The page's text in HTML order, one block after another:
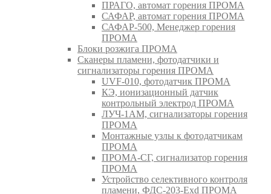
ПРАГО, автомат горения ПРОМА
САФАР, автомат горения ПРОМА
САФАР-500, Менеджер горения
ПРОМА
Блоки розжига ПРОМА
Сканеры пламени, фотодатчики и
сигнализаторы горения ПРОМА
UVF-010, фотодатчик ПРОМА
КЭ, ионизационный датчик
контрольный электрод ПРОМА
ЛУЧ-1АМ, сигнализаторы горения
ПРОМА
Монтажные узлы к фотодатчикам
ПРОМА
ПРОМА-СГ, сигнализатор горения
ПРОМА
Устройство селективного контроля
пламени, ФДС-203-Exd ПРОМА